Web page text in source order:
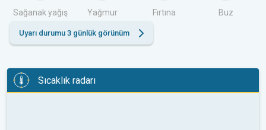
Sağanak yağış Yağmur Fırtına Buz
Uyarı durumu 3 günlük görünüm
Sıcaklık radarı